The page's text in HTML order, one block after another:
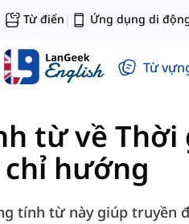
Từ điển | Ứng dụng di
Từ
từ về Thời
hướng
tính từ này giúp truyền